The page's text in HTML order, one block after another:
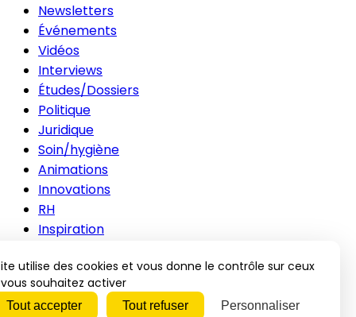
Newsletters
Événements
Vidéos
Interviews
Études/Dossiers
Politique
Juridique
Soin/hygiène
Animations
Innovations
RH
Inspiration
Publicité
Mentions légales
CGV
utilise des cookies et vous donne le contrôle sur ceux
souhaitez activer
Tout accepter Tout refuser Personnaliser